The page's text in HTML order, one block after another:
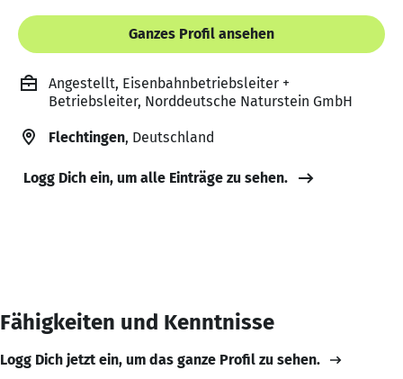
Ganzes Profil ansehen
Angestellt, Eisenbahnbetriebsleiter +
Betriebsleiter, Norddeutsche Naturstein GmbH
Flechtingen, Deutschland
Logg Dich ein, um alle Einträge zu sehen.
Fähigkeiten und Kenntnisse
Logg Dich jetzt ein, um das ganze Profil zu sehen.